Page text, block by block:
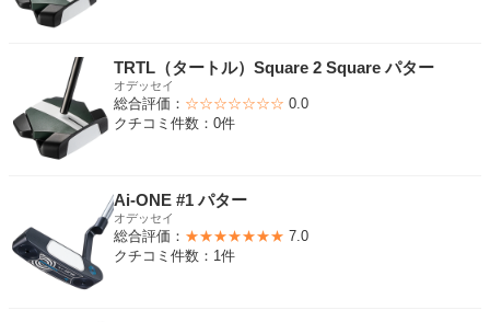
TRTL（タートル）Square 2 Square パター
オデッセイ
総合評価： ☆☆☆☆☆☆☆ 0.0
クチコミ件数：0件
Ai-ONE #1 パター
オデッセイ
総合評価： ★★★★★★★ 7.0
クチコミ件数：1件